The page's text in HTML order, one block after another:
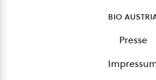
bio
Presse